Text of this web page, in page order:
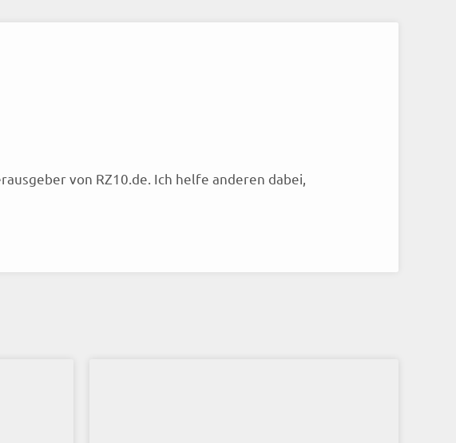
von RZ10.de. Ich helfe anderen dabei,